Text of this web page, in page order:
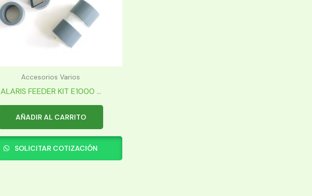
Accesorios Varios
ALARIS FEEDER KIT E1000 ...
AÑADIR AL CARRITO
SOLICITAR COTIZACIÓN